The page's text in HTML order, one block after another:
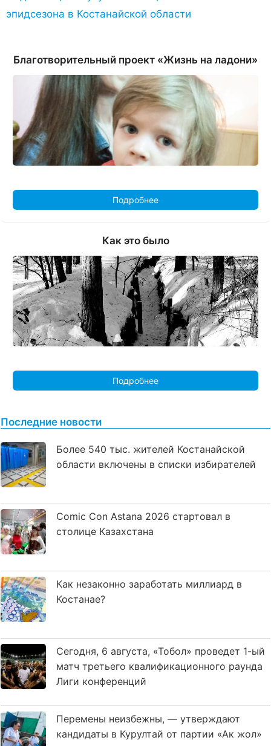
эпидсезона в Костанайской области
Благотворительный проект «Жизнь на ладони»
Подробнее
Как это было
Подробнее
Последние новости
Более 540 тыс. жителей Костанайской
области включены в списки избирателей
Comic Con Astana 2026 стартовал в
столице Казахстана
Как незаконно заработать миллиард в
Костанае?
Сегодня, 6 августа, «Тобол» проведет 1-ый
матч третьего квалификационного раунда
Лиги конференций
Перемены неизбежны, — утверждают
кандидаты в Курултай от партии «Ак жол»